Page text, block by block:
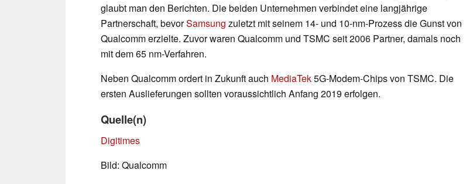
glaubt man den Berichten. Die beiden Unternehmen verbindet eine langjährige
Partnerschaft, bevorSamsung zuletzt mit seinem 14- und 10-nm-Prozess die Gunst von
Qualcomm erzielte. Zuvor waren Qualcomm und TSMC seit 2006 Partner, damals noch
mit dem 65 nm-Verfahren.
Neben Qualcomm ordert in Zukunft auch MediaTek5G-Modem-Chips von TSMC. Die
ersten Auslieferungen sollten voraussichtlich Anfang 2019 erfolgen.
Quelle(n)
Digitimes
Bild: Qualcomm